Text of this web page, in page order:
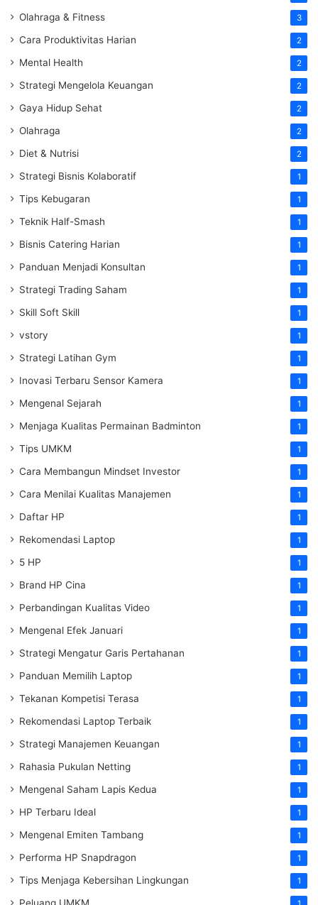
Olahraga & Fitness 3
Cara Produktivitas Harian 2
Mental Health 2
Strategi Mengelola Keuangan 2
Gaya Hidup Sehat 2
Olahraga 2
Diet & Nutrisi 2
Strategi Bisnis Kolaboratif 1
Tips Kebugaran 1
Teknik Half-Smash 1
Bisnis Catering Harian 1
Panduan Menjadi Konsultan 1
Strategi Trading Saham 1
Skill Soft Skill 1
vstory 1
Strategi Latihan Gym 1
Inovasi Terbaru Sensor Kamera 1
Mengenal Sejarah 1
Menjaga Kualitas Permainan Badminton 1
Tips UMKM 1
Cara Membangun Mindset Investor 1
Cara Menilai Kualitas Manajemen 1
Daftar HP 1
Rekomendasi Laptop 1
5 HP 1
Brand HP Cina 1
Perbandingan Kualitas Video 1
Mengenal Efek Januari 1
Strategi Mengatur Garis Pertahanan 1
Panduan Memilih Laptop 1
Tekanan Kompetisi Terasa 1
Rekomendasi Laptop Terbaik 1
Strategi Manajemen Keuangan 1
Rahasia Pukulan Netting 1
Mengenal Saham Lapis Kedua 1
HP Terbaru Ideal 1
Mengenal Emiten Tambang 1
Performa HP Snapdragon 1
Tips Menjaga Kebersihan Lingkungan 1